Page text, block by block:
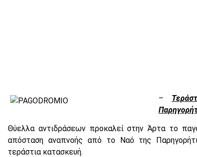
–
Θύελλα αντιδράσεων προκαλεί στην Άρτα το
απόσταση αναπνοής από το Ναό της
τεράστια κατασκευή.